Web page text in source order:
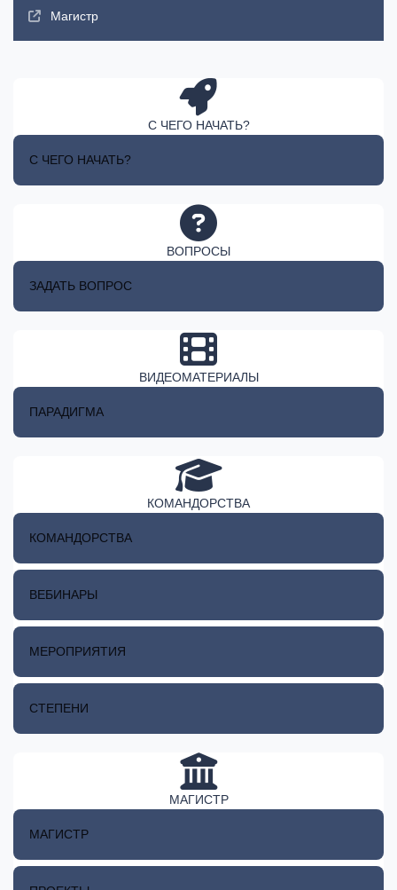
Магистр
С ЧЕГО НАЧАТЬ?
С ЧЕГО НАЧАТЬ?
ВОПРОСЫ
ЗАДАТЬ ВОПРОС
ВИДЕОМАТЕРИАЛЫ
ПАРАДИГМА
КОМАНДОРСТВА
КОМАНДОРСТВА
ВЕБИНАРЫ
МЕРОПРИЯТИЯ
СТЕПЕНИ
МАГИСТР
МАГИСТР